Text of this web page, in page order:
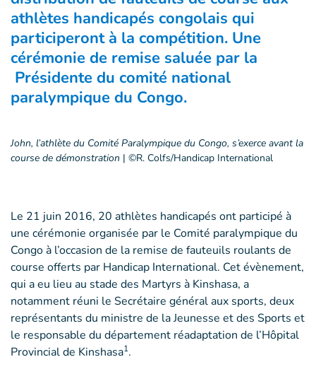
athlètes handicapés congolais qui
participeront à la compétition. Une
cérémonie de remise saluée par la
Présidente du comité national
paralympique du Congo.
John, l’athlète du Comité Paralympique du Congo, s’exerce avant la
course de démonstration | ©R. Colfs/Handicap International
Le 21 juin 2016, 20 athlètes handicapés ont participé à
une cérémonie organisée par le Comité paralympique du
Congo à l’occasion de la remise de fauteuils roulants de
course offerts par Handicap International. Cet évènement,
qui a eu lieu au stade des Martyrs à Kinshasa, a
notamment réuni le Secrétaire général aux sports, deux
représentants du ministre de la Jeunesse et des Sports et
le responsable du département réadaptation de l’Hôpital
Provincial de Kinshasa1.